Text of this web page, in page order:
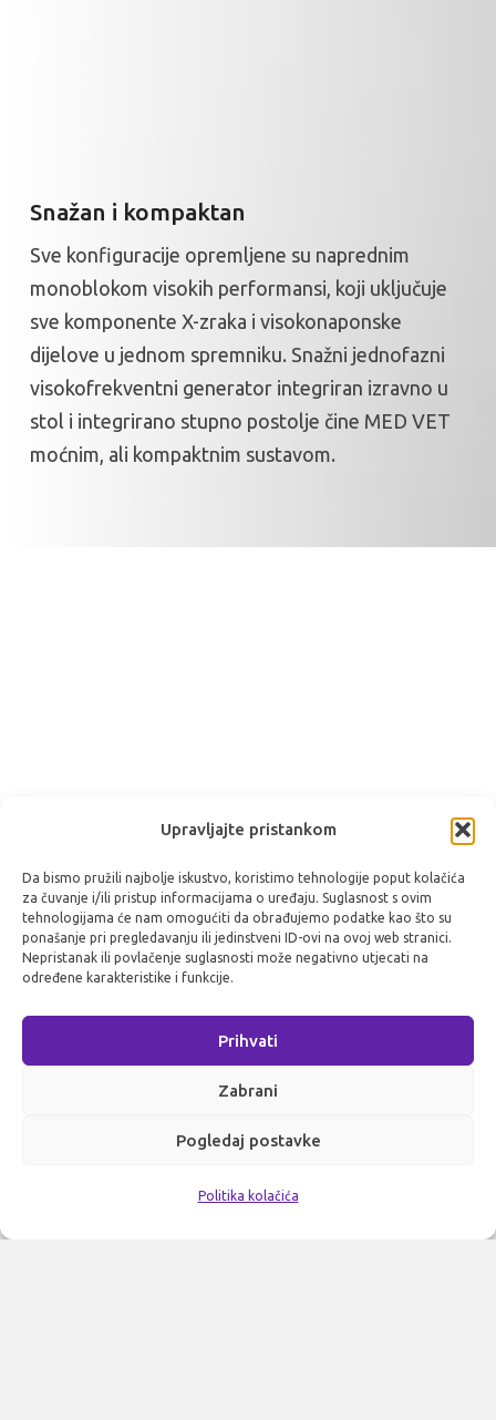
Upravljajte pristankom
Da bismo pružili najbolje iskustvo, koristimo tehnologije poput kolačića
za čuvanje i/ili pristup informacijama o uređaju. Suglasnost s ovim
tehnologijama će nam omogućiti da obrađujemo podatke kao što su
ponašanje pri pregledavanju ili jedinstveni ID-ovi na ovoj web stranici.
Nepristanak ili povlačenje suglasnosti može negativno utjecati na
određene karakteristike i funkcije.
Prihvati
Zabrani
Pogledaj postavke
Politika kolačića
Snažan i kompaktan
Sve konfiguracije opremljene su naprednim
monoblokom visokih performansi, koji uključuje
sve komponente X-zraka i visokonaponske
dijelove u jednom spremniku. Snažni jednofazni
visokofrekventni generator integriran izravno u
stol i integrirano stupno postolje čine MED VET
moćnim, ali kompaktnim sustavom.